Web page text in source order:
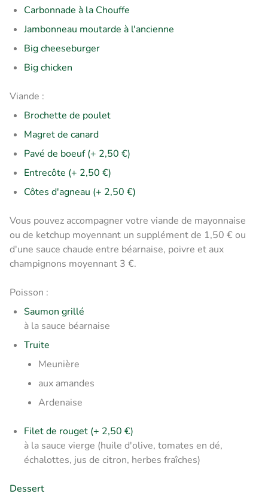
Carbonnade à la Chouffe
Jambonneau moutarde à l'ancienne
Big cheeseburger
Big chicken
Viande :
Brochette de poulet
Magret de canard
Pavé de boeuf (+ 2,50 €)
Entrecôte (+ 2,50 €)
Côtes d'agneau (+ 2,50 €)
Vous pouvez accompagner votre viande de mayonnaise
ou de ketchup moyennant un supplément de 1,50 € ou
d'une sauce chaude entre béarnaise, poivre et aux
champignons moyennant 3 €.
Poisson :
Saumon grillé
à la sauce béarnaise
Truite
Meunière
aux amandes
Ardenaise
Filet de rouget (+ 2,50 €)
à la sauce vierge (huile d'olive, tomates en dé,
échalottes, jus de citron, herbes fraîches)
Dessert